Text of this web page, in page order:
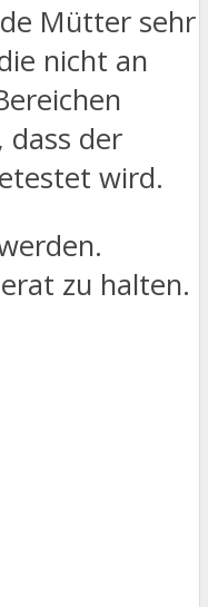
Mütter sehr
nicht an
der
wird.
zu halten.